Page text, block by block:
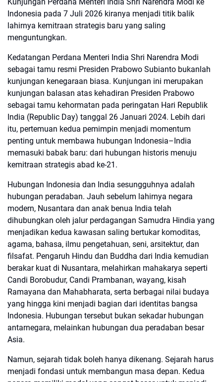
Kunjungan Perdana Menteri India Shri Narendra Modi ke
Indonesia pada 7 Juli 2026 kiranya menjadi titik balik
lahirnya kemitraan strategis baru yang saling
menguntungkan.
Kedatangan Perdana Menteri India Shri Narendra Modi
sebagai tamu resmi Presiden Prabowo Subianto bukanlah
kunjungan kenegaraan biasa. Kunjungan ini merupakan
kunjungan balasan atas kehadiran Presiden Prabowo
sebagai tamu kehormatan pada peringatan Hari Republik
India (Republic Day) tanggal 26 Januari 2024. Lebih dari
itu, pertemuan kedua pemimpin menjadi momentum
penting untuk membawa hubungan Indonesia–India
memasuki babak baru: dari hubungan historis menuju
kemitraan strategis abad ke-21.
Hubungan Indonesia dan India sesungguhnya adalah
hubungan peradaban. Jauh sebelum lahirnya negara
modern, Nusantara dan anak benua India telah
dihubungkan oleh jalur perdagangan Samudra Hindia yang
menjadikan kedua kawasan saling bertukar komoditas,
agama, bahasa, ilmu pengetahuan, seni, arsitektur, dan
filsafat. Pengaruh Hindu dan Buddha dari India kemudian
berakar kuat di Nusantara, melahirkan mahakarya seperti
Candi Borobudur, Candi Prambanan, wayang, kisah
Ramayana dan Mahabharata, serta berbagai nilai budaya
yang hingga kini menjadi bagian dari identitas bangsa
Indonesia. Hubungan tersebut bukan sekadar hubungan
antarnegara, melainkan hubungan dua peradaban besar
Asia.
Namun, sejarah tidak boleh hanya dikenang. Sejarah harus
menjadi fondasi untuk membangun masa depan. Kedua